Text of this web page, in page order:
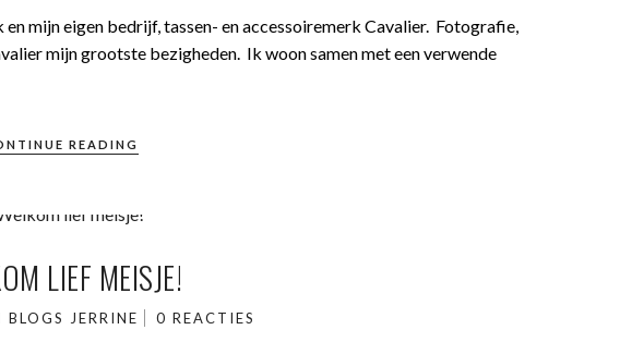
mijn eigen bedrijf, tassen- en accessoiremerk Cavalier. Fotografie,
mijn grootste bezigheden. Ik woon samen met een verwende
READING
LIEF MEISJE!
BLOGS JERRINE 0 REACTIES